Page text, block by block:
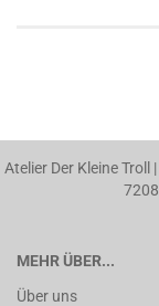
Atelier Der Kleine Troll
MEHR ÜBER...
Über uns